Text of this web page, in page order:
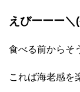
えびーーー
食べる前からそ
これば海老感を